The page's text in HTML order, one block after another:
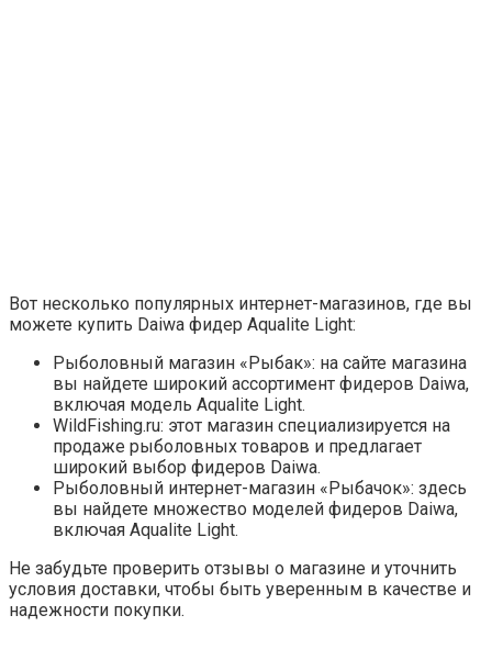
Вот несколько популярных интернет-магазинов, где вы
можете купить Daiwa фидер Aqualite Light:
Рыболовный магазин «Рыбак»: на сайте магазина
вы найдете широкий ассортимент фидеров Daiwa,
включая модель Aqualite Light.
WildFishing.ru: этот магазин специализируется на
продаже рыболовных товаров и предлагает
широкий выбор фидеров Daiwa.
Рыболовный интернет-магазин «Рыбачок»: здесь
вы найдете множество моделей фидеров Daiwa,
включая Aqualite Light.
Не забудьте проверить отзывы о магазине и уточнить
условия доставки, чтобы быть уверенным в качестве и
надежности покупки.